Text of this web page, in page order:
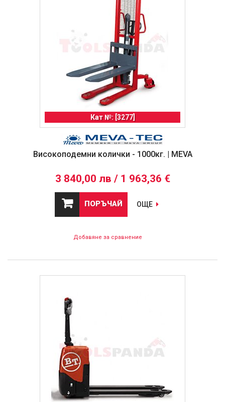
Кат №: [3277]
Високоподемни колички - 1000кг. | MEVA
3 840,00 лв / 1 963,36 €
ПОРЪЧАЙ ОЩЕ
Добавяне за сравнение